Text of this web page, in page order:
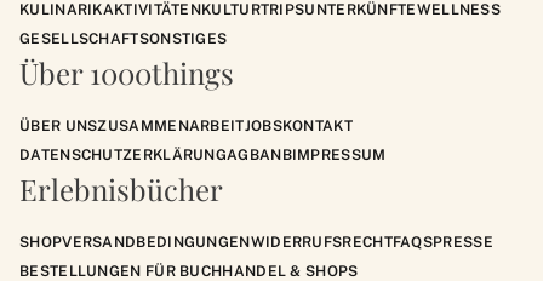
KULINARIKAKTIVITÄTENKULTURTRIPSUNTERKÜNFTEWELLNESS
GESELLSCHAFTSONSTIGES
Über 1000things
ÜBER UNSZUSAMMENARBEITJOBSKONTAKT
DATENSCHUTZERKLÄRUNGAGBANBIMPRESSUM
Erlebnisbücher
SHOPVERSANDBEDINGUNGENWIDERRUFSRECHTFAQSPRESSE
BESTELLUNGEN FÜR BUCHHANDEL & SHOPS